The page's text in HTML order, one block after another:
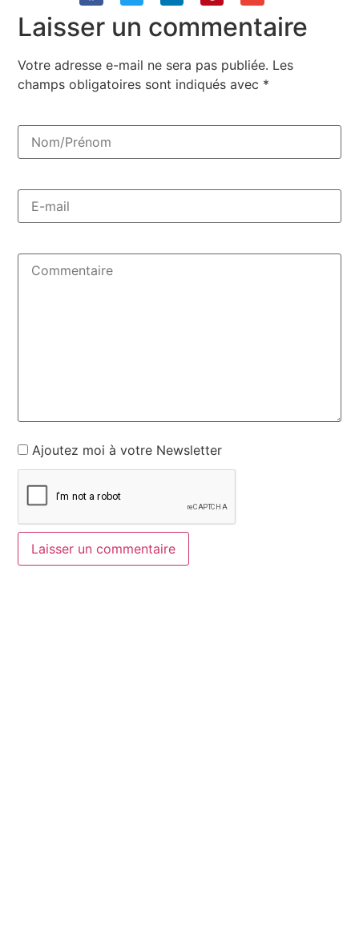
Laisser un commentaire
Votre adresse e-mail ne sera pas publiée. Les
champs obligatoires sont indiqués avec *
Ajoutez moi à votre Newsletter